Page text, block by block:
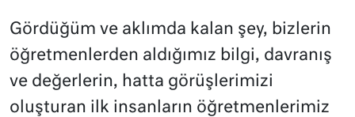
Gördüğüm ve aklımda kalan şey, bizlerin
öğretmenlerden aldığımız bilgi, davranış
ve değerlerin, hatta görüşlerimizi
oluşturan ilk insanların öğretmenlerimiz